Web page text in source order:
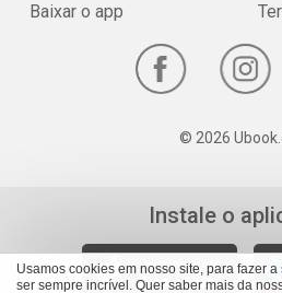
Usamos cookies em nosso site, para fazer
ser sempre incrível. Quer saber mais da
Baixar o app
© 2026
Instale o